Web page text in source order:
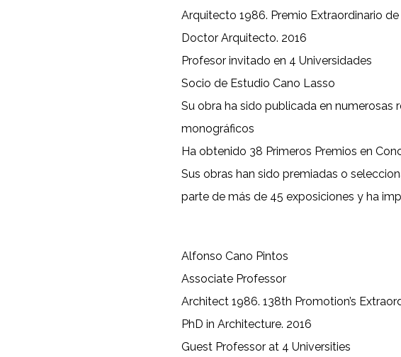
Arquitecto 1986. Premio Extraordinario
Doctor Arquitecto. 2016
Profesor invitado en 4 Universidades
Socio de Estudio Cano Lasso
Su obra ha sido publicada en numerosas
monográficos
Ha obtenido 38 Primeros Premios en
Sus obras han sido premiadas o
parte de más de 45 exposiciones y ha
Alfonso Cano Pintos
Associate Professor
Architect 1986. 138th Promotion’s
PhD in Architecture. 2016
Guest Professor at 4 Universities